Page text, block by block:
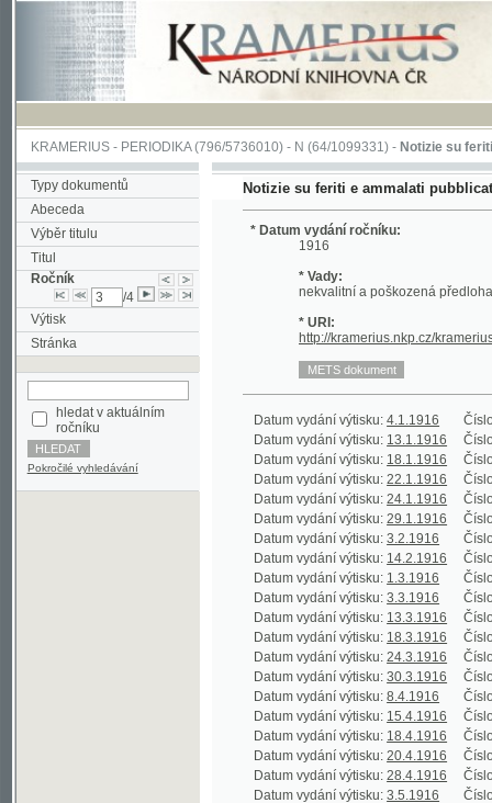
KRAMERIUS-PERIODIKA(796/5736010) -N(64/1099331) -Notizie su feriti e
Typy dokumentů
Abeceda
Výběr titulu
Titul
Ročník
/4
Výtisk
Stránka
hledat v aktuálním
Pokročilé vyhledávání
Notizie su feriti e ammalati pubblicate il
* Datum vydání ročníku:
1916
* Vady:
* URI:
Datum vydání výtisku:4.1.1916
Datum vydání výtisku:18.1.1916
Číslo
Datum vydání výtisku:22.1.1916 Číslo
Datum vydání výtisku:24.1.1916 Číslo
Datum vydání výtisku:29.1.1916 Číslo
Datum vydání výtisku: 3.2.1916 Číslo
Datum vydání výtisku: 14.2.1916
Číslo
Datum vydání výtisku:1.3.1916 Číslo
Datum vydání výtisku:3.3.1916
Číslo
Datum vydání výtisku:13.3.1916 Číslo
Datum vydání výtisku:18.3.1916
Číslo
Datum vydání výtisku:24.3.1916 Číslo
Datum vydání výtisku:30.3.1916
Číslo
Datum vydání výtisku:8.4.1916
Číslo
Datum vydání výtisku:15.4.1916 Číslo
Datum vydání výtisku:18.4.1916
Číslo
Datum vydání výtisku: 20.4.1916 Číslo
Datum vydání výtisku: 28.4.1916
Číslo
Datum vydání výtisku:3.5.1916
Číslo
Datum vydání výtisku:11.5.1916 Číslo
Datum vydání výtisku:20.5.1916
Číslo
Datum vydání výtisku:27.5.1916 Číslo
Datum vydání výtisku:7.6.1916
Číslo